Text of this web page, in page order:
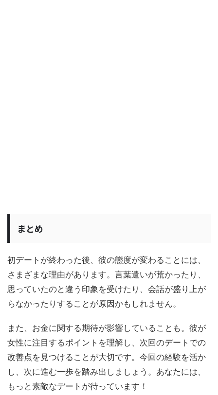
まとめ
初デートが終わった後、彼の態度が変わることには、
さまざまな理由があります。言葉遣いが荒かったり、
思っていたのと違う印象を受けたり、会話が盛り上が
らなかったりすることが原因かもしれません。
また、お金に関する期待が影響していることも。彼が
女性に注目するポイントを理解し、次回のデートでの
改善点を見つけることが大切です。今回の経験を活か
し、次に進む一歩を踏み出しましょう。あなたには、
もっと素敵なデートが待っています！